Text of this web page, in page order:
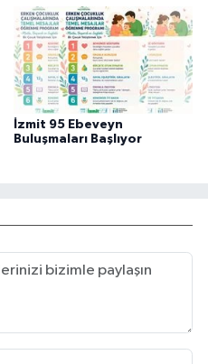
İzmit 95 Ebeveyn
Buluşmaları Başlıyor